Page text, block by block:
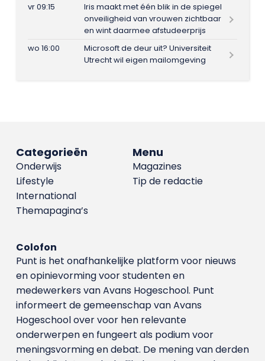
vr 09:15
Iris maakt met één blik in de spiegel
onveiligheid van vrouwen zichtbaar
en wint daarmee afstudeerprijs
wo 16:00
Microsoft de deur uit? Universiteit
Utrecht wil eigen mailomgeving
Menu
Magazines
Tip de redactie
Categorieën
Onderwijs
Lifestyle
International
Themapagina’s
Colofon
Punt is het onafhankelijke platform voor nieuws
en opinievorming voor studenten en
medewerkers van Avans Hoge­school. Punt
informeert de gemeenschap van Avans
Hogeschool over voor hen relevante
onderwerpen en fungeert als podium voor
meningsvorming en debat. De mening van derden